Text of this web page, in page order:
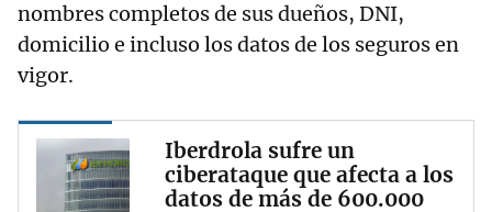
nombres completos de sus dueños, DNI,
domicilio e incluso los datos de los seguros en
vigor.
Iberdrola sufre un
ciberataque que afecta a los
datos de más de 600.000